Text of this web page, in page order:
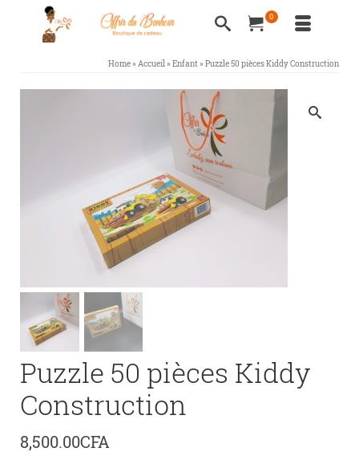
0
Home» Accueil» Enfant» Puzzle 50 pièces Kiddy Construction
Puzzle 50 pièces Kiddy
Construction
8,500.00CFA